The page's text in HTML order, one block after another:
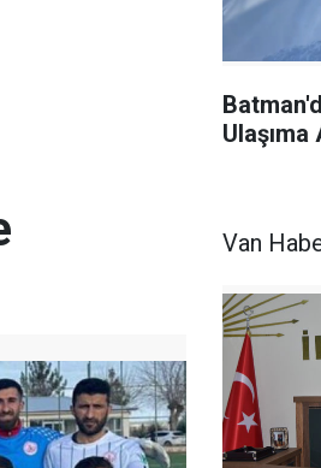
Ulaşıma
Van